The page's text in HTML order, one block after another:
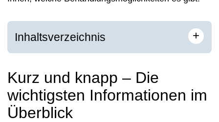
Inhaltsverzeichnis +
Kurz und knapp – Die
wichtigsten Informationen im
Überblick